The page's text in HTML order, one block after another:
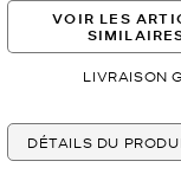
VOIR LES
LIVRAISON
DÉTAILS DU